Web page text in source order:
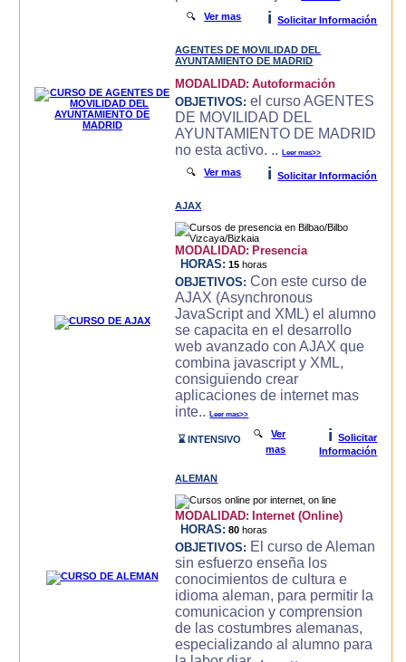
🔍Ver mas i Solicitar Información
AGENTES DE MOVILIDAD DEL
AYUNTAMIENTO DE MADRID
MODALIDAD: Autoformación
OBJETIVOS: el curso AGENTES
DE MOVILIDAD DEL
AYUNTAMIENTO DE MADRID
no esta activo. ..Leer mas>>
🔍Ver mas i Solicitar Información
AJAX
MODALIDAD: Presencia
HORAS: 15 horas
OBJETIVOS: Con este curso de
AJAX (Asynchronous
JavaScript and XML) el alumno
se capacita en el desarrollo
web avanzado con AJAX que
combina javascript y XML,
consiguiendo crear
aplicaciones de internet mas
inte..Leer mas>>
⌛ INTENSIVO 🔍Ver
mas
i
Solicitar
Información
ALEMAN
MODALIDAD: Internet (Online)
HORAS: 80 horas
OBJETIVOS: El curso de Aleman
sin esfuerzo enseña los
conocimientos de cultura e
idioma aleman, para permitir la
comunicacion y comprension
de las costumbres alemanas,
especializando al alumno para